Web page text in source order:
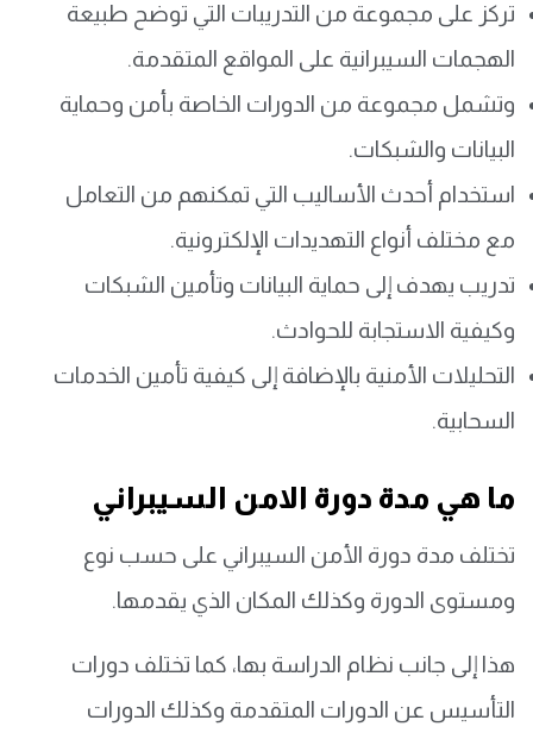
تركز على مجموعة من التدريبات التي توضح طبيعة
الهجمات السيبرانية على المواقع المتقدمة.
وتشمل مجموعة من الدورات الخاصة بأمن وحماية
البيانات والشبكات.
استخدام أحدث الأساليب التي تمكنهم من التعامل
مع مختلف أنواع التهديدات الإلكترونية.
تدريب يهدف إلى حماية البيانات وتأمين الشبكات
وكيفية الاستجابة للحوادث.
التحليلات الأمنية بالإضافة إلى كيفية تأمين الخدمات
السحابية.
ما هي مدة دورة الامن السيبراني
تختلف مدة دورة الأمن السيبراني على حسب نوع
ومستوى الدورة وكذلك المكان الذي يقدمها.
هذا إلى جانب نظام الدراسة بها، كما تختلف دورات
التأسيس عن الدورات المتقدمة وكذلك الدورات